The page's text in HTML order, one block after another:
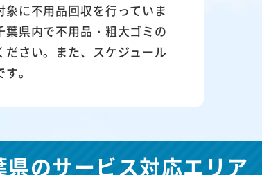
に不用品回収を行っていま
県内で不用品・粗大ゴミの
さい。また、スケジュール
。
県のサービス対応エリア